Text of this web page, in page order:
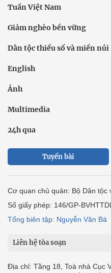
Tuần Việt Nam
Giảm nghèo bền vững
Dân tộc thiểu số và miền núi
English
Ảnh
Multimedia
24h qua
Tuyến bài
Cơ quan chủ quản: Bộ Dân tộc
Số giấy phép: 146/GP-
Tổng biên tập: Nguyễn Văn Bá
Liên hệ tòa soạn
Địa chỉ: Tầng 18, Toà nhà Cục